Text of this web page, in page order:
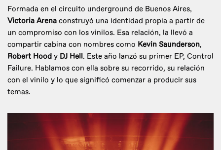
Formada en el circuito underground de Buenos Aires,
Victoria Arena construyó una identidad propia a partir de
un compromiso con los vinilos. Esa relación, la llevó a
compartir cabina con nombres como Kevin Saunderson,
Robert Hood y DJ Hell. Este año lanzó su primer EP, Control
Failure. Hablamos con ella sobre su recorrido, su relación
con el vinilo y lo que significó comenzar a producir sus
temas.